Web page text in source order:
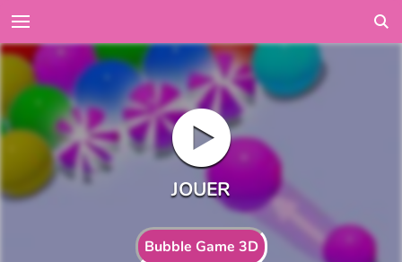
Bubble Game 3D